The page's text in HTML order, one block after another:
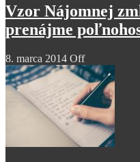
Vzor Nájomnej
prenájme
8. marca 2014 Off